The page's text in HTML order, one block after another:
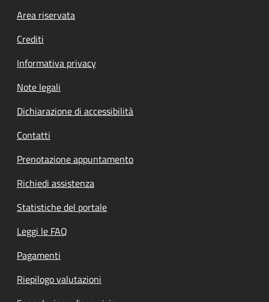
Footer menu
Area riservata
Crediti
Informativa privacy
Note legali
Dichiarazione di accessibilità
Contatti
Prenotazione appuntamento
Richiedi assistenza
Statistiche del portale
Leggi le FAQ
Pagamenti
Riepilogo valutazioni